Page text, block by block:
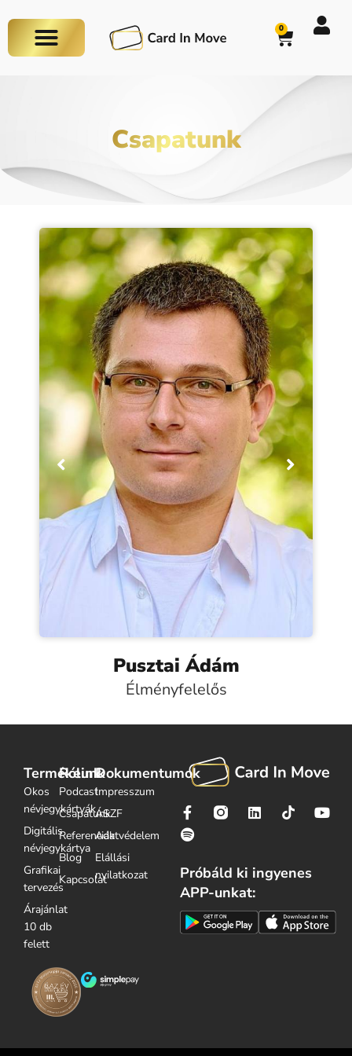
0
Csapatunk
Pusztai Ádám
Élményfelelős
Próbáld ki ingyenes
APP-unkat:
Termékeink
Okos
névjegykártyák
Digitális
névjegykártya
Grafikai
tervezés
Árajánlat
10 db
felett
Rólunk
Podcast
Csapatunk
Referenciák
Blog
Kapcsolat
Dokumentumok
Impresszum
ÁSZF
Adatvédelem
Elállási
nyilatkozat